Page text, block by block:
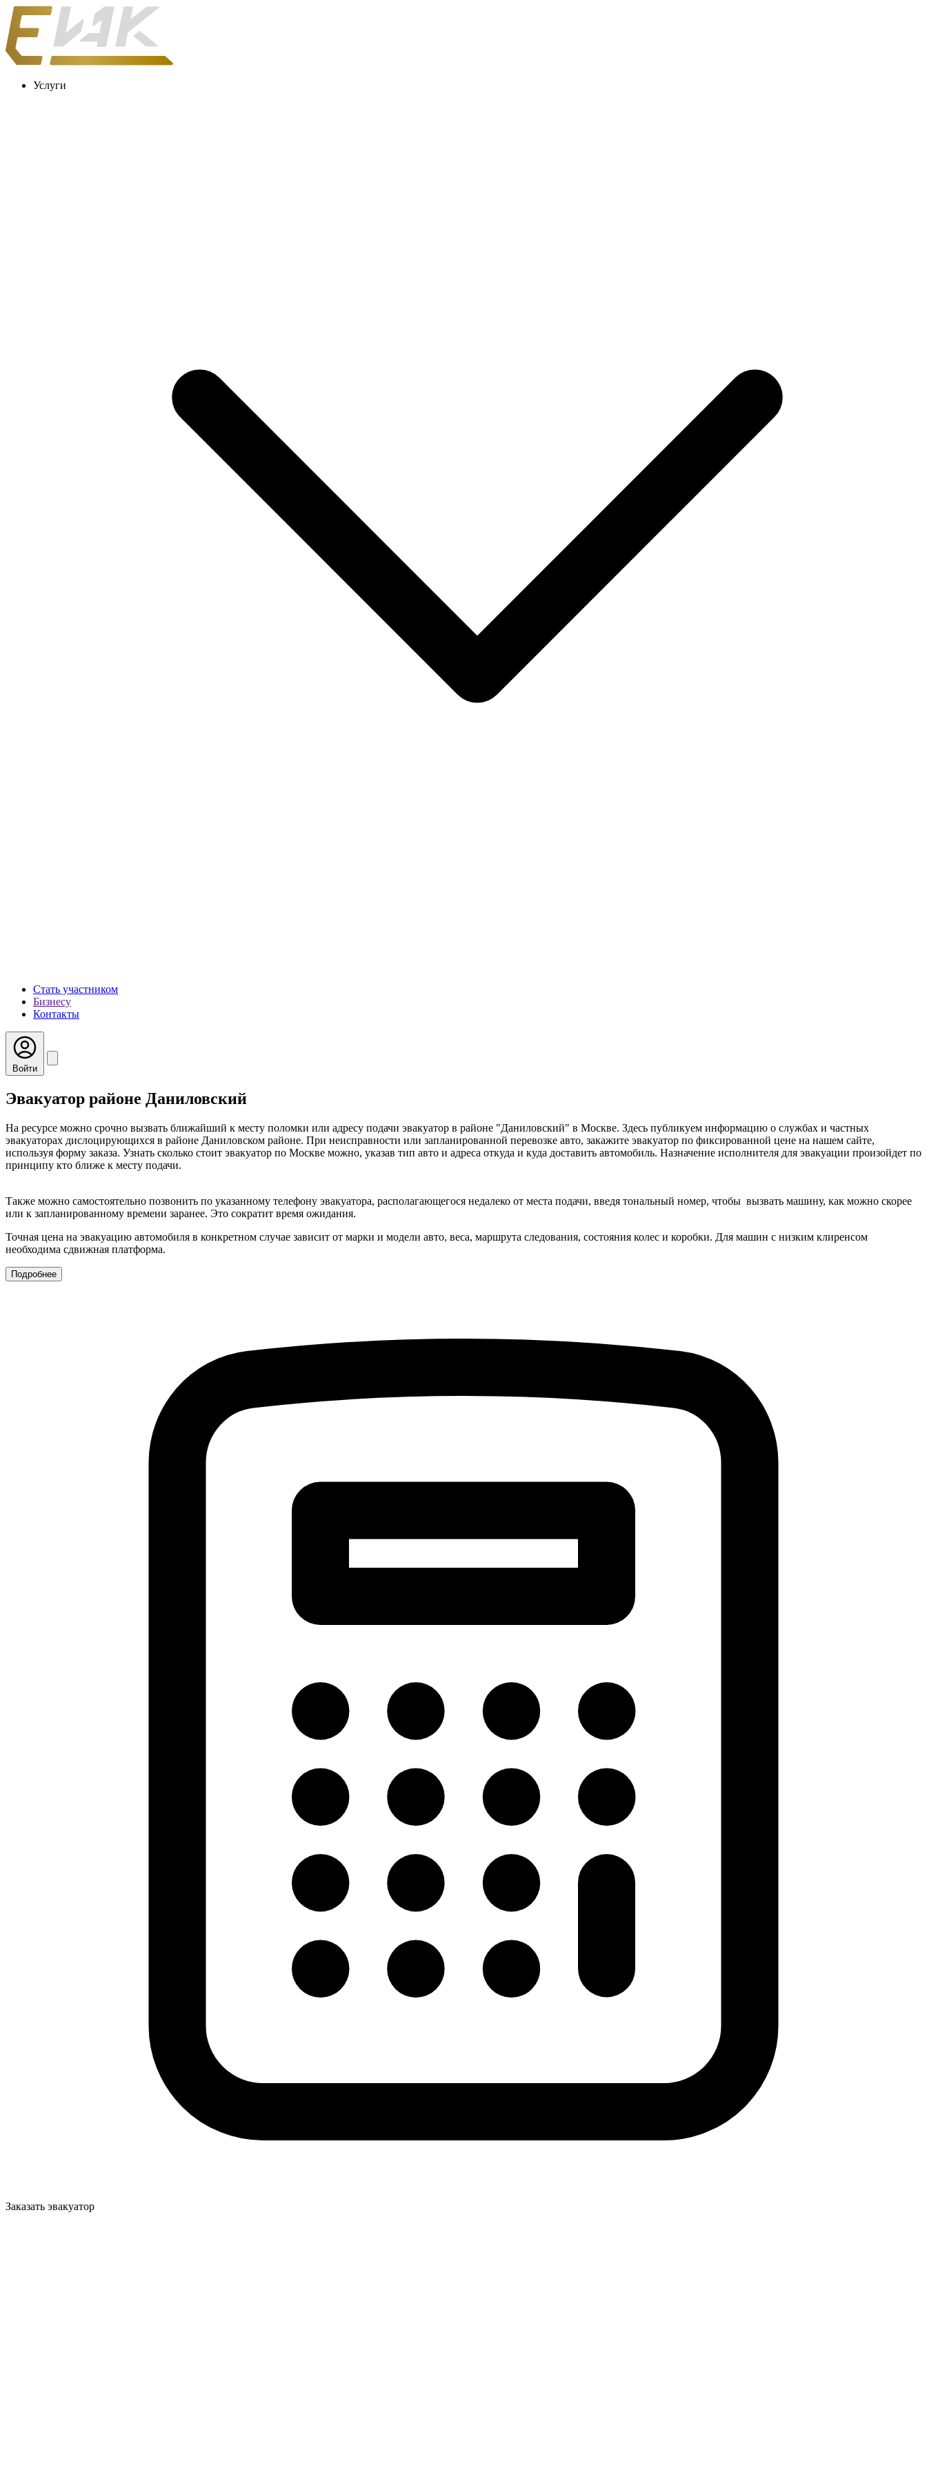
Услуги
Стать участником
Бизнесу
Контакты
Войти
Эвакуатор районе Даниловский
На ресурсе можно срочно вызвать ближайший к месту поломки или адресу подачи эвакуатор в районе "Даниловский" в Москве. Здесь публикуем информацию о службах и частных
эвакуаторах дислоцирующихся в районе Даниловском районе. При неисправности или запланированной перевозке авто, закажите эвакуатор по фиксированной цене на нашем сайте,
используя форму заказа. Узнать сколько стоит эвакуатор по Москве можно, указав тип авто и адреса откуда и куда доставить автомобиль. Назначение исполнителя для эвакуации произойдет по
принципу кто ближе к месту подачи.
Также можно самостоятельно позвонить по указанному телефону эвакуатора, располагающегося недалеко от места подачи, введя тональный номер, чтобы вызвать машину, как можно скорее
или к запланированному времени заранее. Это сократит время ожидания.
Точная цена на эвакуацию автомобиля в конкретном случае зависит от марки и модели авто, веса, маршрута следования, состояния колес и коробки. Для машин с низким клиренсом
необходима сдвижная платформа.
Подробнее
Заказать эвакуатор